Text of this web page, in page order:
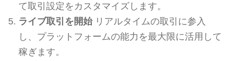
て取引設定をカスタマイズします。
ライブ取引を開始リアルタイムの取引に参入
し、プラットフォームの能力を最大限に活用して
稼ぎます。